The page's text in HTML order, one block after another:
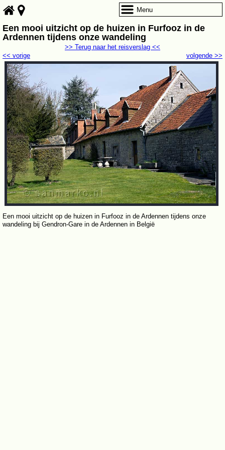
Een mooi uitzicht op de huizen in Furfooz in de
Ardennen tijdens onze wandeling
volgende >>
<< vorige
>> Terug naar het reisverslag <<
Een mooi uitzicht op de huizen in Furfooz in de Ardennen tijdens onze
wandeling bij Gendron-Gare in de Ardennen in België
Menu